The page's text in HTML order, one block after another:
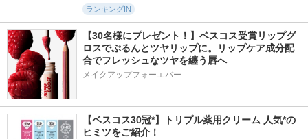
ランキングIN
【30名様にプレゼント！】ベスコス受賞リップグ
ロスでぷるんとツヤリップに。リップケア成分配
合でフレッシュなツヤを纏う唇へ
メイクアップフォーエバー
【ベスコス30冠*】トリプル薬用クリーム 人気*の
ヒミツをご紹介！